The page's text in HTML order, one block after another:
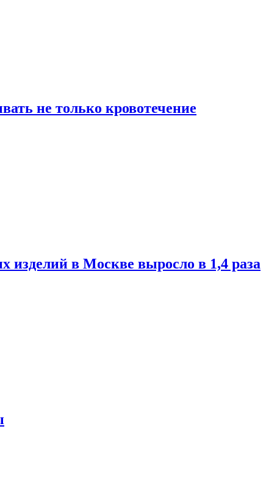
не только кровотечение
изделий в Москве выросло в 1,4 раза